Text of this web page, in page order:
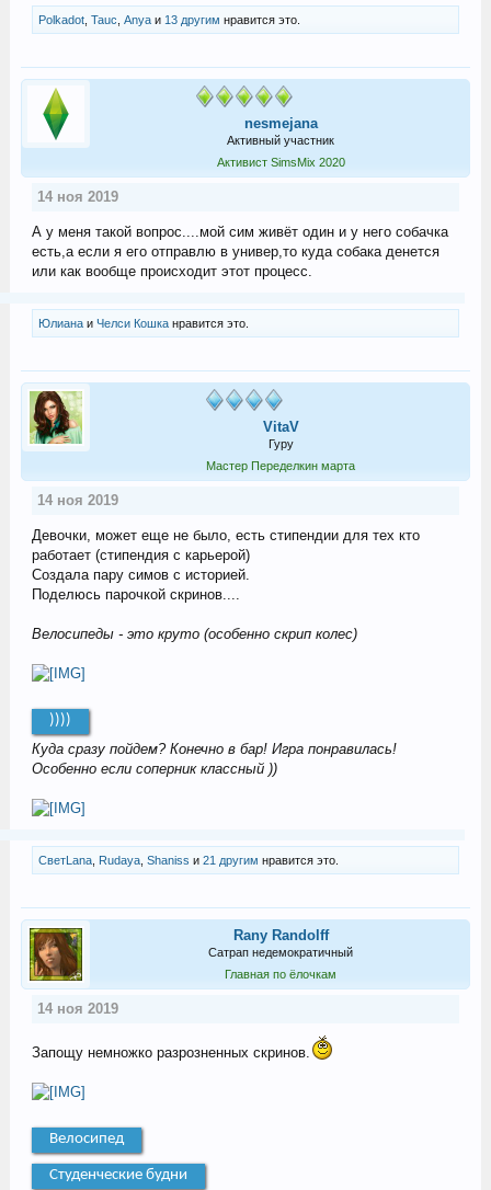
Polkadot, Tauc Anyaи 13 другим нравится это.
nesmejana
Активный участник
Активист SimsMix 2020
14 ноя 2019
А у меня такой вопрос....мой сим живёт один и у него собачка
есть,а если я его отправлю в универ,то куда собака денется
или как вообще происходит этот процесс.
Юлианаи Челси Кошканравится это.
VitaV
Гуру
Мастер Переделкин марта
14 ноя 2019
Девочки, может еще не было, есть стипендии для тех кто
работает (стипендия с карьерой)
Создала пару симов с историей.
Поделюсь парочкой скринов....
Велосипеды - это круто (особенно скрип колес)
))))
Куда сразу пойдем? Конечно в бар! Игра понравилась!
Особенно если соперник классный ))
СветLana, Rudaya, Shaniss и 21 другим нравится это.
Rany Randolff
Сатрап недемократичный
Главная по ёлочкам
14 ноя 2019
Запощу немножко разрозненных скринов.
Велосипед
Студенческие будни